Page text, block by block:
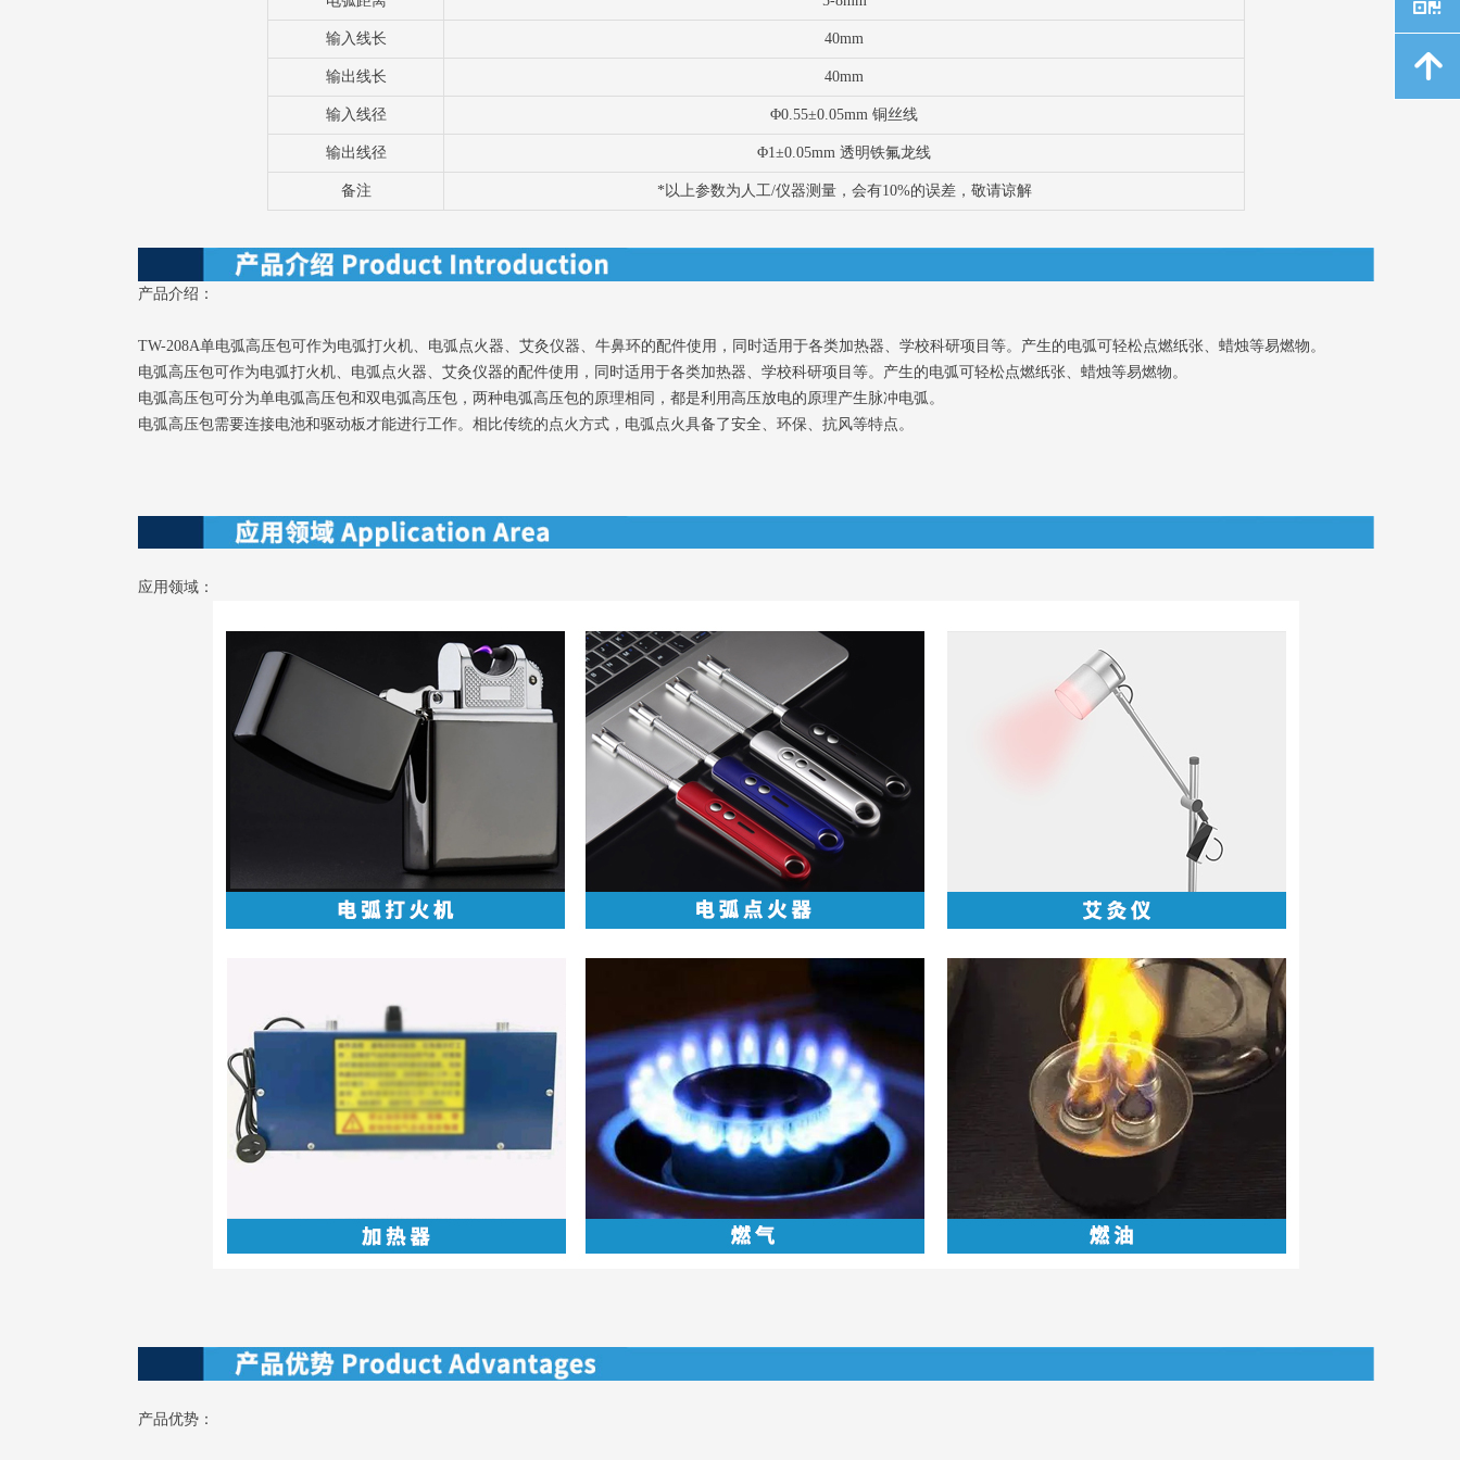
输入线长 40mm
输出线长 40mm
输入线径 Φ0.55±0.05mm 铜丝线
输出线径 Φ1±0.05mm 透明铁氟龙线
备注 *以上参数为人工/仪器测量，会有10%的误差，敬请谅解
产品介绍：
TW-208A单电弧高压包可作为电弧打火机、电弧点火器、艾灸仪器、牛鼻环的配件使用，同时适用于各类加热器、学校科研项目等。产生的电弧可轻松点燃纸张、蜡烛等易燃物。
电弧高压包可作为电弧打火机、电弧点火器、艾灸仪器的配件使用，同时适用于各类加热器、学校科研项目等。产生的电弧可轻松点燃纸张、蜡烛等易燃物。
电弧高压包可分为单电弧高压包和双电弧高压包，两种电弧高压包的原理相同，都是利用高压放电的原理产生脉冲电弧。
电弧高压包需要连接电池和驱动板才能进行工作。相比传统的点火方式，电弧点火具备了安全、环保、抗风等特点。
应用领域：
产品优势：
녕